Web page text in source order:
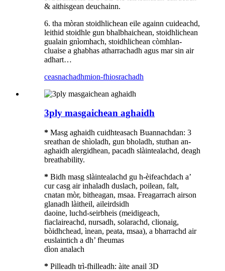
& aithisgean deuchainn.
6. tha mòran stoidhlichean eile againn cuideachd,
leithid stoidhle gun bhalbhaichean, stoidhlichean
gualain gnìomhach, stoidhlichean còmhlan-
cluaise a ghabhas atharrachadh agus mar sin air
adhart…
ceasnachadhmion-fhiosrachadh
3ply masgaichean aghaidh
* Masg aghaidh cuidhteasach Buannachdan: 3
sreathan de shìoladh, gun bholadh, stuthan an-
aghaidh alergidhean, pacadh slàintealachd, deagh
breathability.
* Bidh masg slàintealachd gu h-èifeachdach a’
cur casg air inhaladh duslach, poilean, falt,
cnatan mòr, bitheagan, msaa. Freagarrach airson
glanadh làitheil, aileirdsidh
daoine, luchd-seirbheis (meidigeach,
fiaclaireachd, nursadh, solarachd, clionaig,
bòidhchead, ìnean, peata, msaa), a bharrachd air
euslaintich a dh’ fheumas
dìon analach
* Pilleadh trì-fhilleadh: àite anail 3D